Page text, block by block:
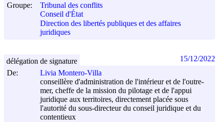
Groupe:
Tribunal des conflits
Conseil d'État
Direction des libertés publiques et des affaires
juridiques
De:
Livia Montero-Villa
conseillère d'administration de l'intérieur et de l'outre-
mer, cheffe de la mission du pilotage et de l'appui
juridique aux territoires, directement placée sous
l'autorité du sous-directeur du conseil juridique et du
contentieux
délégation de signature 15/12/2022